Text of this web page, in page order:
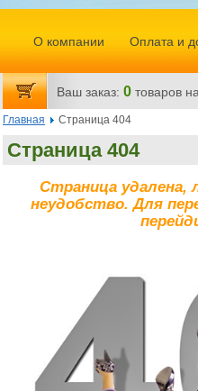
Главная Страница 404
Страница 404
Страница удалена,
неудобство. Для
О компании Оплата и
Ваш заказ: 0 товаров